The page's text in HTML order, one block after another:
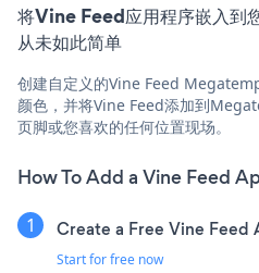
将Vine Feed应用程序嵌入
从未如此简单
创建自定义的Vine Feed
颜色，并将Vine Feed添加到
页脚或您喜欢的任何位置现场。
How To Add a Vine Feed
Create a Free Vine Feed
Start for free now